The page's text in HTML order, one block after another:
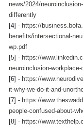
news/2024/
differently
[4] - https://
benefits/intersectional-
wp.pdf
[5] - https://
neuroinclusion-
[6] - https://
it-why-we-do-it-and-
[7] - https://
people-confused-about-
[8] - https://